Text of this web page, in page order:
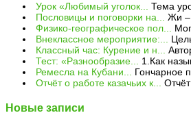
Урок «Любимый уголок...
Тема
Пословицы и поговорки на...
Жи –
Физико-географическое пол...
Внеклассное мероприятие:...
Классный час: Курение и н...
Тест: «Разнообразие...
1.Как
Ремесла на Кубани...
Гончарное
Отчёт о работе казачьих к...
Новые записи